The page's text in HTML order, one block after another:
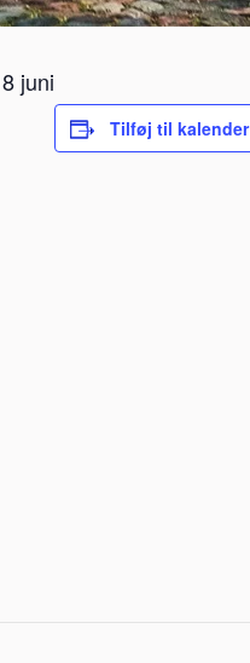
juni
Tilføj til kalender